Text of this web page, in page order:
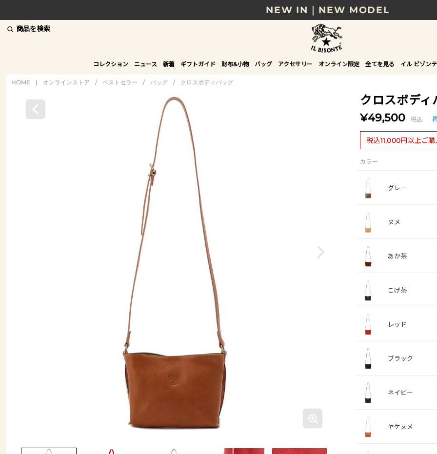
NEW IN｜NEW MODEL
8/17(月)10時まで｜税込11,000円以上で送料無
贈る相手やシーンから選べる、新しいギフトガ
NEW IN｜COLOR LEATHER
商品を検索
コレクション ニュース 新着 ギフトガイド 財布&小物 バッグ アクセサリー オンライン限定 全てを見る イル ビゾン
HOME | オンラインストア / ベストセラー / バッグ / クロスボディバッグ
クロスボディ
¥49,500 税込
税込11,000円以上ご
カラー
グレー
ヌメ
あか茶
こげ茶
レッド
ブラック
ネイビー
ヤケヌメ